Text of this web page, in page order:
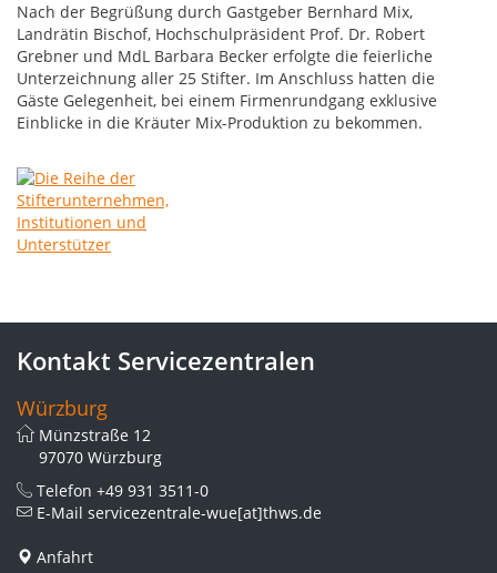
Nach der Begrüßung durch Gastgeber Bernhard Mix,
Landrätin Bischof, Hochschulpräsident Prof. Dr. Robert
Grebner und MdL Barbara Becker erfolgte die feierliche
Unterzeichnung aller 25 Stifter. Im Anschluss hatten die
Gäste Gelegenheit, bei einem Firmenrundgang exklusive
Einblicke in die Kräuter Mix-Produktion zu bekommen.
Kontakt Servicezentralen
Würzburg
Münzstraße 12
97070 Würzburg
Telefon +49 931 3511-0
E-Mail servicezentrale-wue[at]thws.de
Anfahrt